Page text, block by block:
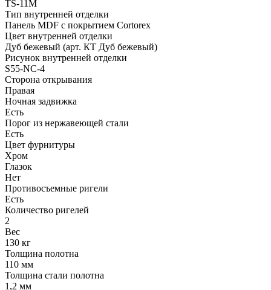
TS-11M
Тип внутренней отделки
Панель MDF с покрытием Cortorex
Цвет внутренней отделки
Дуб бежевый (арт. КТ Дуб бежевый)
Рисунок внутренней отделки
S55-NC-4
Сторона открывания
Правая
Ночная задвижка
Есть
Порог из нержавеющей стали
Есть
Цвет фурнитуры
Хром
Глазок
Нет
Противосъемные ригели
Есть
Количество ригелей
2
Вес
130 кг
Толщина полотна
110 мм
Толщина стали полотна
1,2 мм